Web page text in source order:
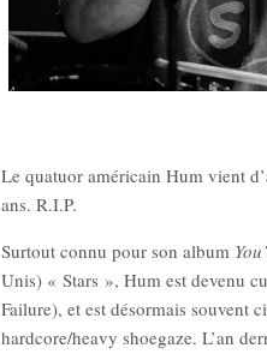
Le quatuor américain Hum vient
ans. R.I.P.
Surtout connu pour son album
Unis) « Stars », Hum est devenu
Failure), et est désormais souvent
hardcore/heavy shoegaze. L’an